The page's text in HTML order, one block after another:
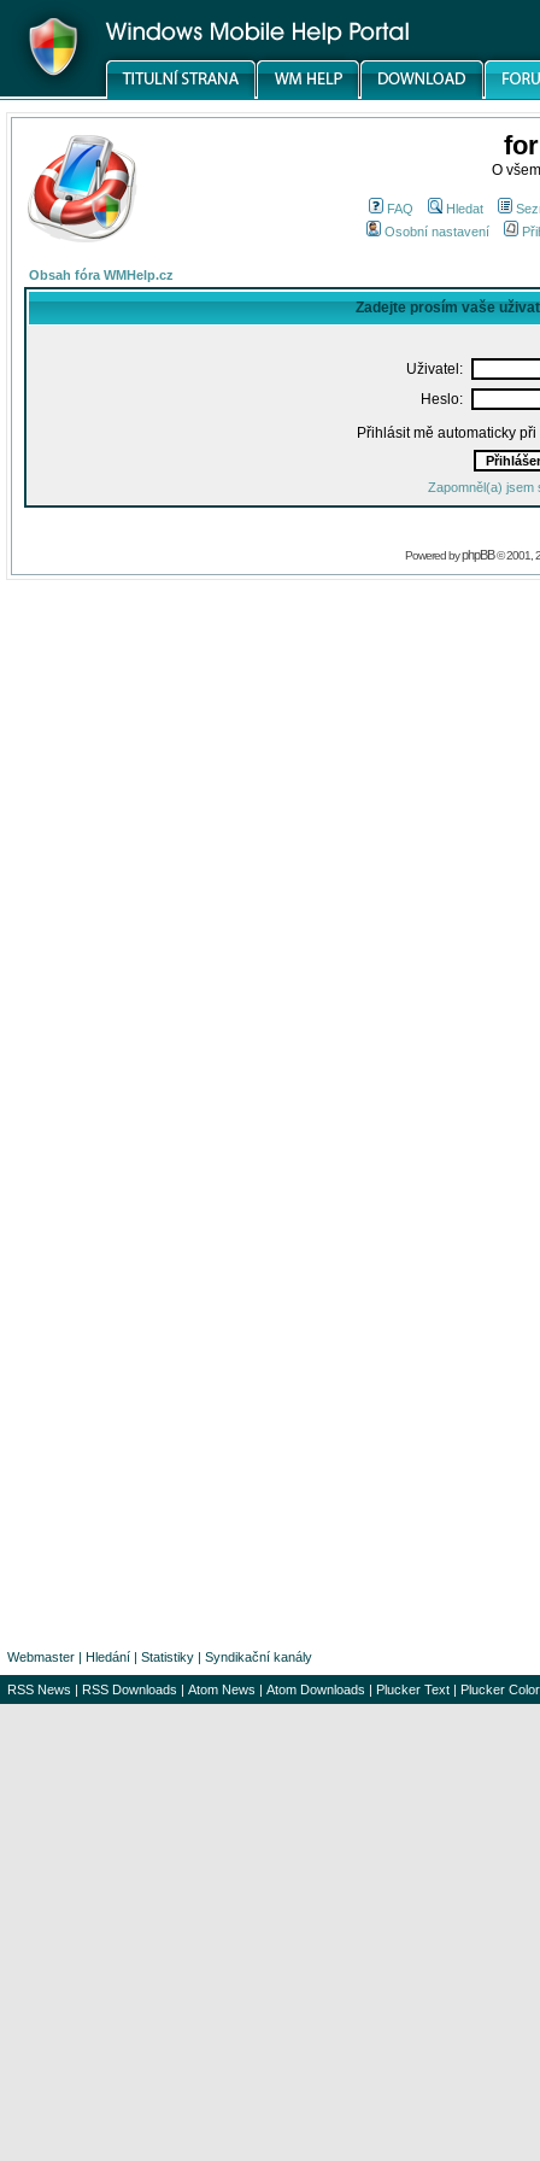
O
FAQ Hledat
Osobní nastavení
Obsah fóra WMHelp.cz
Zadejte prosím vaše
Uživatel:
Heslo:
Přihlásit mě automaticky
Zapomněl(a) jsem
Powered byphpBB© 2001,
Webmaster | Hledání | Statistiky | Syndikační kanály
RSS News | RSS Downloads | Atom News | Atom Downloads | Plucker Text | Plucker Color